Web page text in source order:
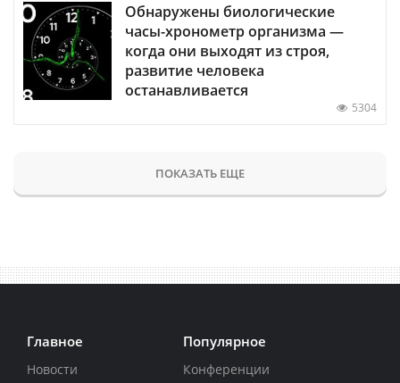
Обнаружены биологические
часы-хронометр организма —
когда они выходят из строя,
развитие человека
останавливается
5304
ПОКАЗАТЬ ЕЩЕ
Главное
Новости
Популярное
Конференции